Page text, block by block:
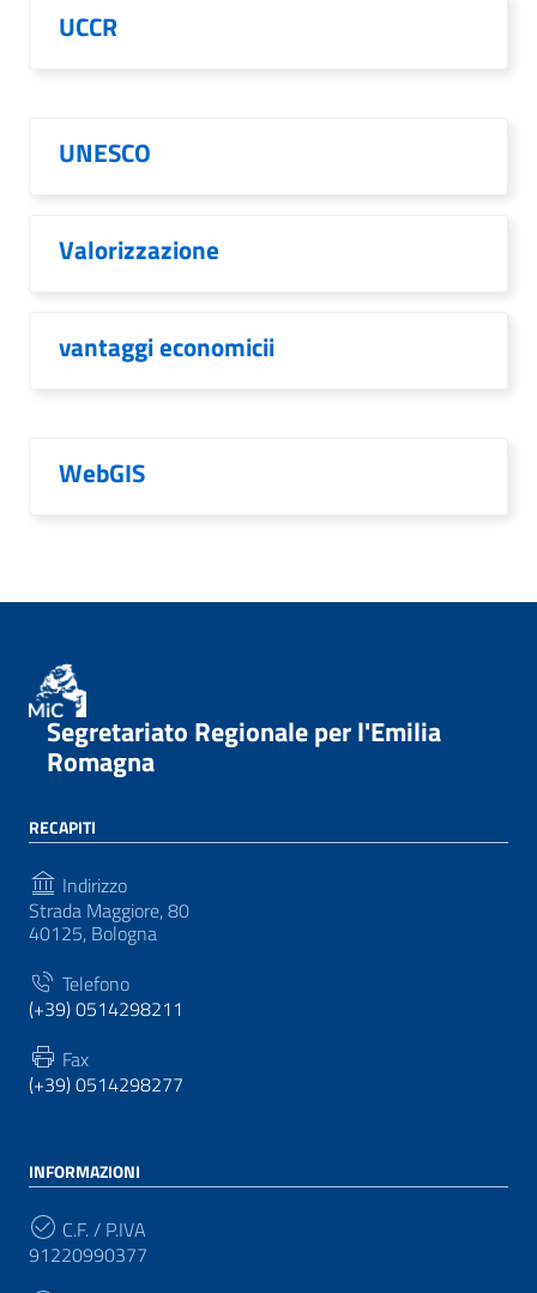
UCCR
UNESCO
Valorizzazione
vantaggi economicii
WebGIS
Segretariato Regionale per l'Emilia
Romagna
RECAPITI
Indirizzo
Strada Maggiore, 80
40125, Bologna
Telefono
(+39) 0514298211
Fax
(+39) 0514298277
INFORMAZIONI
C.F. / P.IVA
91220990377